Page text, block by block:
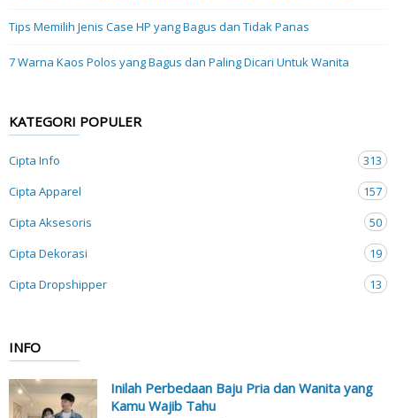
Tips Memilih Jenis Case HP yang Bagus dan Tidak Panas
7 Warna Kaos Polos yang Bagus dan Paling Dicari Untuk Wanita
KATEGORI POPULER
Cipta Info
313
Cipta Apparel
157
Cipta Aksesoris
50
Cipta Dekorasi
19
Cipta Dropshipper
13
INFO
Inilah Perbedaan Baju Pria dan Wanita yang
Kamu Wajib Tahu